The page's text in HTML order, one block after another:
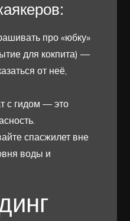
про «юбку»
для кокпита) —
от неё,
с гидом — это
спасжилет вне
воды и